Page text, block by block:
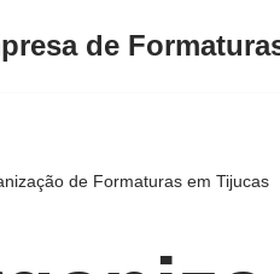
de
de Formaturas em Tijucas